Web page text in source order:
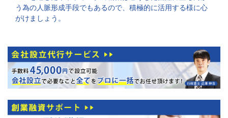
う為の人脈形成手段でもあるので、積極的に活用する様に心
がけましょう。